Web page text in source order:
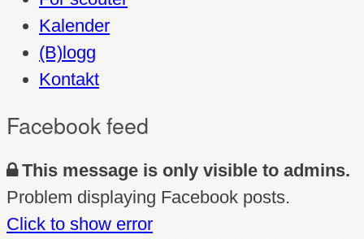
Kalender
(B)logg
Kontakt
Facebook feed
This message is only visible to admins.
Problem displaying Facebook posts.
Click to show error